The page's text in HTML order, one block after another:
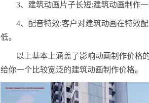
3、建筑动画片子长短:建筑动画制作
4、配音特效:客户对建筑动画在特效
低。
以上基本上涵盖了影响动画制作价格
给你一个比较宽泛的建筑动画制作价格。